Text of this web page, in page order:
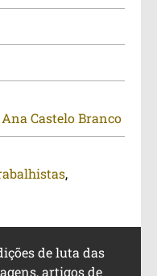
Ana Castelo Branco
,
de luta das
artigos de